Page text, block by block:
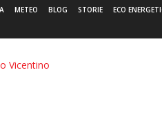
METEO BLOG STORIE ECO
L'Eco